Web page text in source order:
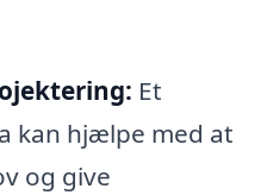
Et
kan hjælpe med at
og give